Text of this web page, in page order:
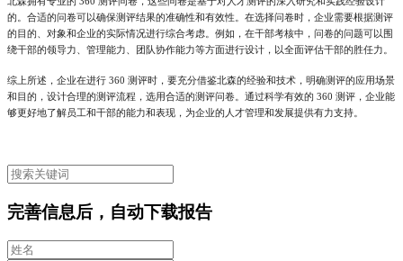
的。合适的问卷可以确保测评结果的准确性和有效性。在选择问卷时，企业需要根据测评
的目的、对象和企业的实际情况进行综合考虑。例如，在干部考核中，问卷的问题可以围
绕干部的领导力、管理能力、团队协作能力等方面进行设计，以全面评估干部的胜任力。
综上所述，企业在进行 360 测评时，要充分借鉴北森的经验和技术，明确测评的应用场景
和目的，设计合理的测评流程，选用合适的测评问卷。通过科学有效的 360 测评，企业能
够更好地了解员工和干部的能力和表现，为企业的人才管理和发展提供有力支持。
完善信息后，自动下载报告